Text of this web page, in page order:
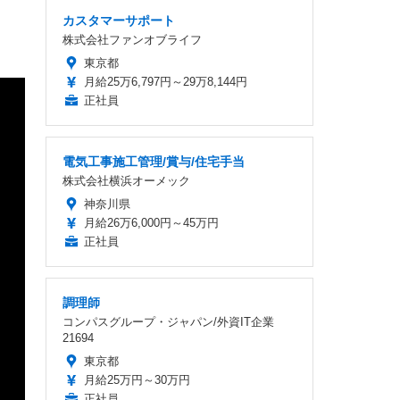
カスタマーサポート
株式会社ファンオブライフ
東京都
月給25万6,797円～29万8,144円
正社員
電気工事施工管理/賞与/住宅手当
株式会社横浜オーメック
神奈川県
月給26万6,000円～45万円
正社員
調理師
コンパスグループ・ジャパン/外資IT企業
21694
東京都
月給25万円～30万円